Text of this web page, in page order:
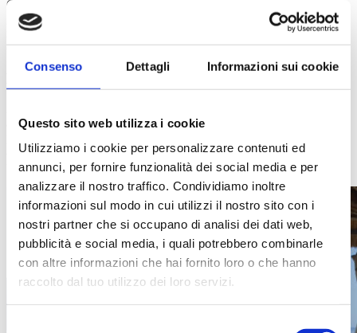
Consenso Dettagli Informazioni sui cookie
Questo sito web utilizza i cookie
Utilizziamo i cookie per personalizzare contenuti ed
annunci, per fornire funzionalità dei social media e per
analizzare il nostro traffico. Condividiamo inoltre
informazioni sul modo in cui utilizzi il nostro sito con i
nostri partner che si occupano di analisi dei dati web,
pubblicità e social media, i quali potrebbero combinarle
con altre informazioni che hai fornito loro o che hanno
raccolto dal tuo utilizzo dei loro servizi.
Camping Tallinucci, è il luogo perfetto per gustare ogni pasto della
giornata: aperto dall’alba fino a cena per tutta la stagione, offre un
menu che celebra i prodotti locali, proponendo piatti freschi e pizze
cotte al momento con vista mare.
accoglie in un’atmosfera informale, perfetto per un brunch al mare o
appartamentiCantone, il beach bar è un’oasi di relax per chi cerca
un momento di pausa tra un’avventura e l’altra.